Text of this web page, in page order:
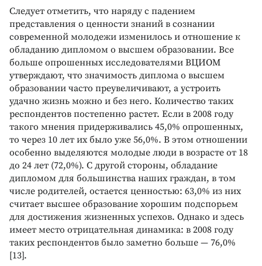
Следует отметить, что наряду с падением
представления о ценности знаний в сознании
современной молодежи изменилось и отношение к
обладанию дипломом о высшем образовании. Все
больше опрошенных исследователями ВЦИОМ
утверждают, что значимость диплома о высшем
образовании часто преувеличивают, а устроить
удачно жизнь можно и без него. Количество таких
респондентов постепенно растет. Если в 2008 году
такого мнения придерживались 45,0% опрошенных,
то через 10 лет их было уже 56,0%. В этом отношении
особенно выделяются молодые люди в возрасте от 18
до 24 лет (72,0%). С другой стороны, обладание
дипломом для большинства наших граждан, в том
числе родителей, остается ценностью: 63,0% из них
считает высшее образование хорошим подспорьем
для достижения жизненных успехов. Однако и здесь
имеет место отрицательная динамика: в 2008 году
таких респондентов было заметно больше — 76,0%
[13].